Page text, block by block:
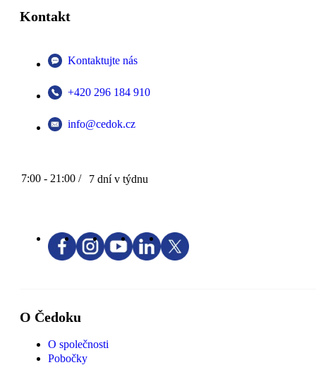
Kontakt
Kontaktujte nás
+420 296 184 910
info@cedok.cz
7:00 - 21:00 / 7 dní v týdnu
O Čedoku
O společnosti
Pobočky